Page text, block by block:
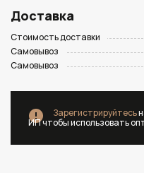
Доставка
Стоимость доставки
Самовывоз
Самовывоз
Зарегистрируйтесь
ИП чтобы использовать